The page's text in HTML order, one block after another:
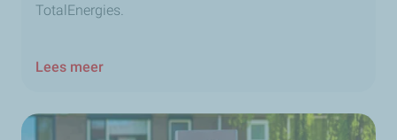
TotalEnergies.
Lees meer